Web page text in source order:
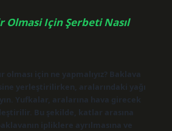
Olmasi Için Şerbeti Nasıl
olması için ne yapmalıyız? Baklava
yerleştirilirken, aralarındaki yağı
Yufkalar, aralarına hava girecek
Bu şekilde, katlar arasına
ipliklere ayrılmasına ve